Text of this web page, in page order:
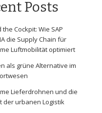
Posts
Cockpit: Wie SAP
die Supply Chain für
Luftmobilität optimiert
als grüne Alternative im
Lieferdrohnen und die
der urbanen Logistik